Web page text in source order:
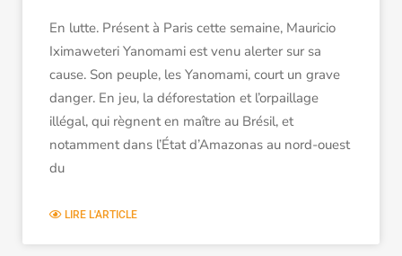
En lutte. Présent à Paris cette semaine, Mauricio
Iximaweteri Yanomami est venu alerter sur sa
cause. Son peuple, les Yanomami, court un grave
danger. En jeu, la déforestation et l’orpaillage
illégal, qui règnent en maître au Brésil, et
notamment dans l’État d’Amazonas au nord-ouest
du
LIRE L'ARTICLE